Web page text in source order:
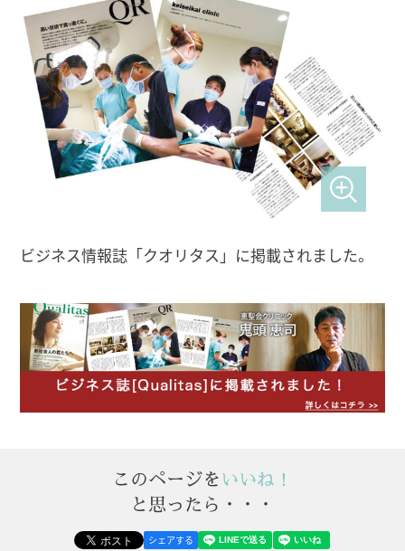
ビジネス情報誌「クオリタス」に掲載されました。
このページをいいね！
と思ったら・・・
シェアする